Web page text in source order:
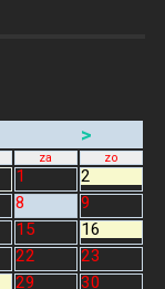
>
za zo
1
2
8
9
15
16
22
23
29 30